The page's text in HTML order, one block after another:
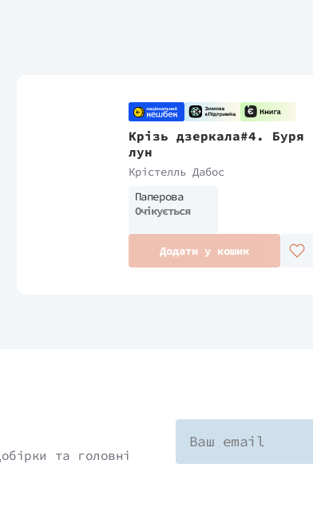
Крізь дзеркала#4. Буря
лун
Крістелль Дабос
Паперова
Очікується
Додати у кошик
та головні